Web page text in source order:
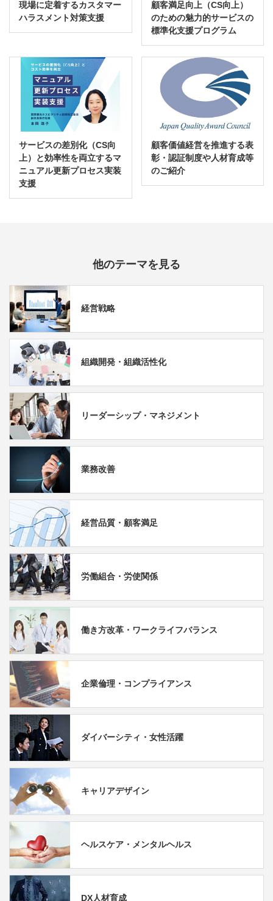
現場に定着するカスタマー
ハラスメント対策支援
顧客満足向上（CS向上）
のための魅力的サービスの
標準化支援プログラム
サービスの差別化（CS向
上）と効率性を両立するマ
ニュアル更新プロセス実装
支援
顧客価値経営を推進する表
彰・認証制度や人材育成等
のご紹介
他のテーマを見る
経営戦略
組織開発・組織活性化
リーダーシップ・マネジメント
業務改善
経営品質・顧客満足
労働組合・労使関係
働き方改革・ワークライフバランス
企業倫理・コンプライアンス
ダイバーシティ・女性活躍
キャリアデザイン
ヘルスケア・メンタルヘルス
DX人材育成